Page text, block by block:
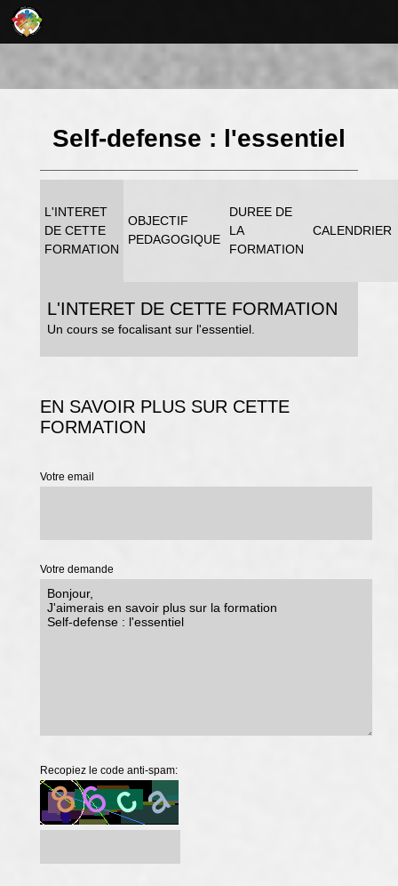
Self-defense : l'essentiel
L'INTERET
DE CETTE
FORMATION
OBJECTIF
PEDAGOGIQUE
DUREE DE
LA
FORMATION
CALENDRIER
L'INTERET DE CETTE FORMATION
Un cours se focalisant sur l'essentiel.
EN SAVOIR PLUS SUR CETTE
FORMATION
Votre email
Votre demande
Recopiez le code anti-spam: